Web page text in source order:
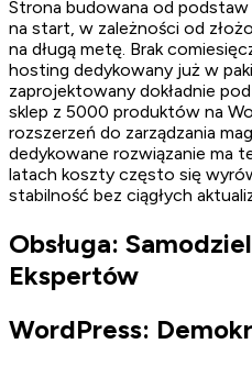
Strona budowana od
na start, w zależności od
na długą metę. Brak
hosting dedykowany już w
zaprojektowany dokładnie
sklep z 5000 produktów na
rozszerzeń do zarządzania
dedykowane rozwiązanie ma
latach koszty często się
stabilność bez ciągłych
Obsługa:
Ekspertów
WordPress: